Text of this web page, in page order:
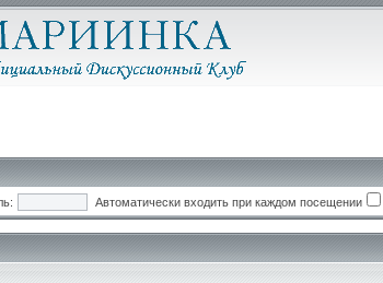
Автоматически входить при каждом посещении